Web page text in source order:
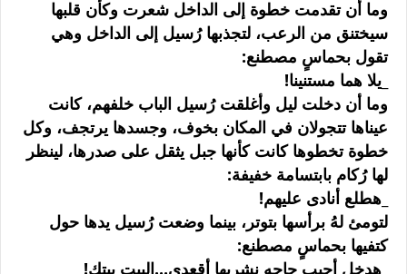
وما أن تقدمت خطوة إلى الداخل شعرت وكأن قلبها
سيختنق من الرعب، لتجذبها رُسيل إلى الداخل وهي
تقول بحماسٍ مصطنع:
_يلا هما مستنينا!
وما أن دخلت ليل وأغلقت رُسيل الباب خلفهم، كانت
عيناها تتجولان في المكان بخوف، وجسدها يرتجف، وكل
خطوة تخطوها كانت كأنها جبل يثقل على صدرها، لينظر
لها رُكام بابتسامة خفيفة:
_هطلع أنادى عليهم!
لتومئ لهُ برأسها بتوتر، بينما وضعت رُسيل يدها حول
كتفيها بحماسٍ مصطنع:
_هدخل أجيب حاجه نشربها أقعدي...البيت بيتك!